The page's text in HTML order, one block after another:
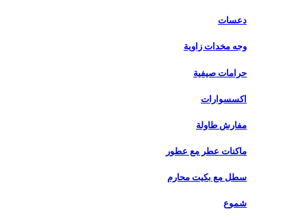
دعسات
وجه مخدات زاوية
حرامات صيفية
اكسسوارات
مفارش طاولة
ماكنات عطر مع عطور
سطل مع بكيت محارم
شموع